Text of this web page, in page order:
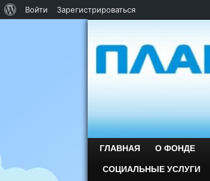
ГЛАВНАЯ О ФОНДЕ
СОЦИАЛЬНЫЕ УСЛУГИ
О WordPress
Войти Зарегистрироваться